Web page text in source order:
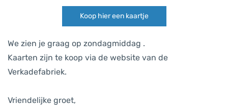
Koop hier een kaartje
We zien je graag op zondagmiddag .
Kaarten zijn te koop via de website van de
Verkadefabriek.
Vriendelijke groet,